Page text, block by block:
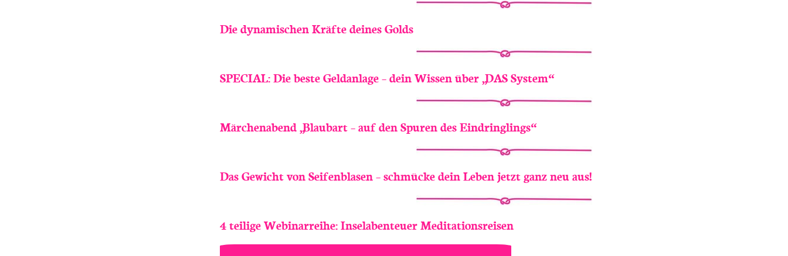
Die dynamischen Kräfte deines Golds
SPECIAL: Die beste Geldanlage – dein Wissen über „DAS System“
Märchenabend „Blaubart – auf den Spuren des Eindringlings“
Das Gewicht von Seifenblasen – schmücke dein Leben jetzt ganz neu aus!
4 teilige Webinarreihe: Inselabenteuer Meditationsreisen